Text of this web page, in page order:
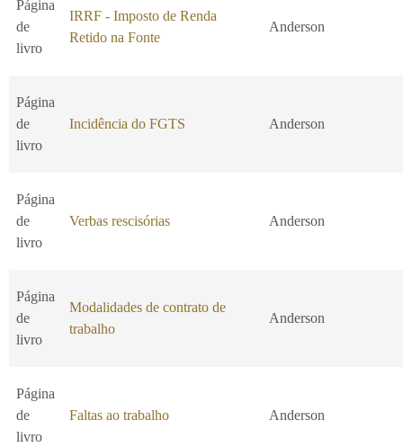
Página
de
livro
IRRF - Imposto de Renda
Retido na Fonte
Anderson
Página
de
livro
Incidência do FGTS Anderson
Página
de
livro
Verbas rescisórias Anderson
Página
de
livro
Modalidades de contrato de
trabalho
Anderson
Página
de
livro
Faltas ao trabalho Anderson